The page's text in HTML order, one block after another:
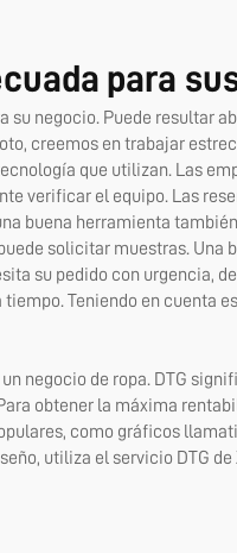
para
negocio. Puede resultar
creemos en trabajar
que utilizan. Las
verificar el equipo. Las
buena herramienta
solicitar muestras.
su pedido con urgencia,
Teniendo en cuenta
negocio de ropa. DTG
obtener la máxima
como gráficos
utiliza el servicio DTG